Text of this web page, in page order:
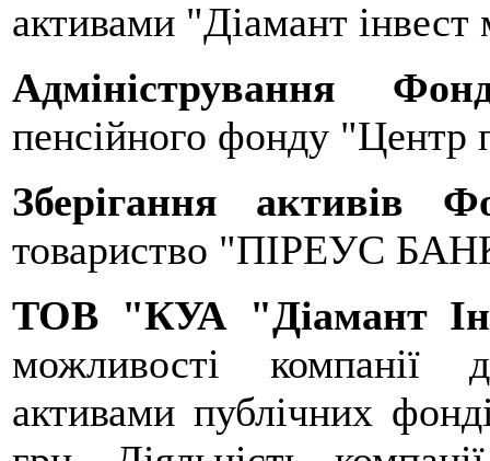
активами "Діамант
Адміністрування
пенсійного фонду "Центр
Зберігання
товариство "ПІРЕУС
ТОВ "КУА "Діамант
можливості компанії
активами публічних